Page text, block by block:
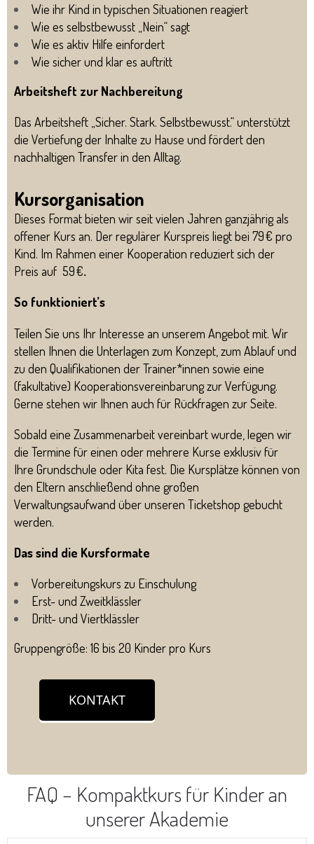
Wie ihr Kind in typischen Situationen reagiert
Wie es selbstbewusst „Nein“ sagt
Wie es aktiv Hilfe einfordert
Wie sicher und klar es auftritt
Arbeitsheft zur Nachbereitung
Das Arbeitsheft „Sicher. Stark. Selbstbewusst.“ unterstützt
die Vertiefung der Inhalte zu Hause und fördert den
nachhaltigen Transfer in den Alltag.
Kursorganisation
Dieses Format bieten wir seit vielen Jahren ganzjährig als
offener Kurs an. Der regulärer Kurspreis liegt bei 79 € pro
Kind. Im Rahmen einer Kooperation reduziert sich der
Preis auf 59 €.
So funktioniert’s
Teilen Sie uns Ihr Interesse an unserem Angebot mit. Wir
stellen Ihnen die Unterlagen zum Konzept, zum Ablauf und
zu den Qualifikationen der Trainer*innen sowie eine
(fakultative) Kooperationsvereinbarung zur Verfügung.
Gerne stehen wir Ihnen auch für Rückfragen zur Seite.
Sobald eine Zusammenarbeit vereinbart wurde, legen wir
die Termine für einen oder mehrere Kurse exklusiv für
Ihre Grundschule oder Kita fest. Die Kursplätze können von
den Eltern anschließend ohne großen
Verwaltungsaufwand über unseren Ticketshop gebucht
werden.
Das sind die Kursformate
Vorbereitungskurs zu Einschulung
Erst- und Zweitklässler
Dritt- und Viertklässler
Gruppengröße: 16 bis 20 Kinder pro Kurs
KONTAKT
FAQ – Kompaktkurs für Kinder an
unserer Akademie